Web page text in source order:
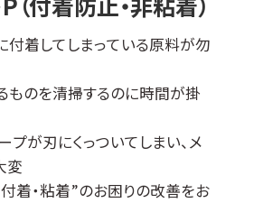
つきましては、ご相談ください
着してしまっている原料が勿
ものを清掃するのに時間が掛
が刃にくっついてしまい、メ
変
着・粘着”のお困りの改善をお